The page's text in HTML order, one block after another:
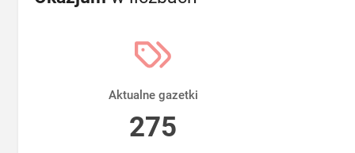
Aktualne gazetki
275